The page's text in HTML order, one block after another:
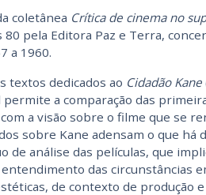
coletânea Crítica de cinema no
pela Editora Paz e Terra,
a 1960.
textos dedicados ao Cidadão Kane
a comparação das
a visão sobre o filme que se
sobre Kane adensam o que há
de análise das películas, que
das circunstâncias
de contexto de produção